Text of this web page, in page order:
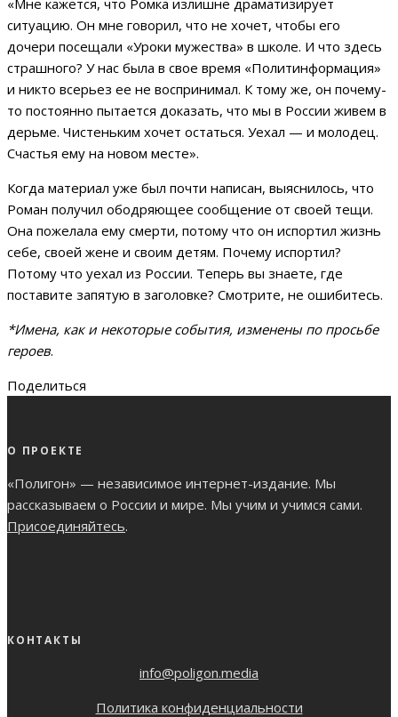
ситуацию. Он мне говорил, что не хочет, чтобы его
дочери посещали «Уроки мужества» в школе. И что здесь
страшного? У нас была в свое время «Политинформация»
и никто всерьез ее не воспринимал. К тому же, он почему-
то постоянно пытается доказать, что мы в России живем в
дерьме. Чистеньким хочет остаться. Уехал — и молодец.
Счастья ему на новом месте».
Когда материал уже был почти написан, выяснилось, что
Роман получил ободряющее сообщение от своей тещи.
Она пожелала ему смерти, потому что он испортил жизнь
себе, своей жене и своим детям. Почему испортил?
Потому что уехал из России. Теперь вы знаете, где
поставите запятую в заголовке? Смотрите, не ошибитесь.
*Имена, как и некоторые события, изменены по просьбе
героев.
Поделиться
О ПРОЕКТЕ
«Полигон» — независимое интернет-издание. Мы
рассказываем о России и мире. Мы учим и учимся сами.
Присоединяйтесь.
КОНТАКТЫ
info@poligon.media
Политика конфиденциальности